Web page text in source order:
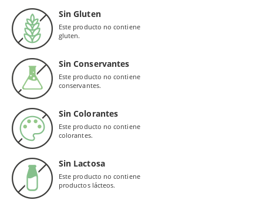
Sin Gluten
Este producto no contiene
gluten.
Sin Conservantes
Este producto no contiene
conservantes.
Sin Colorantes
Este producto no contiene
colorantes.
Sin Lactosa
Este producto no contiene
productos lácteos.